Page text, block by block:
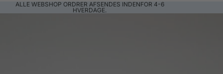
ALLE WEBSHOP ORDRER AFSENDES INDENFOR 4-6
HVERDAGE.
Gå til produktoplysninger